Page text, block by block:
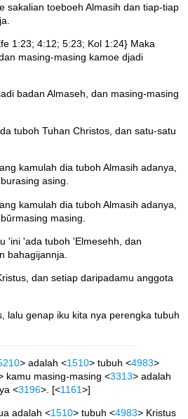
sakalian toeboeh Almasih dan tiap-tiap
1:23; 4:12; 5:23; Kol 1:24} Maka
masing-masing kamoe djadi
badan Almaseh, dan masing-masing
tuboh Tuhan Christos, dan satu-satu
kamulah dia tuboh Almasih adanya,
asing.
kamulah dia tuboh Almasih adanya,
masing.
'ini 'ada tuboh 'Elmesehh, dan
bahagijannja.
dan setiap daripadamu anggota
lalu genap iku kita nya perengka tubuh
> adalah <1510> tubuh <4983>
kamu masing-masing <3313> adalah
<3196>. [<1161>]
adalah <1510> tubuh <4983> Kristus